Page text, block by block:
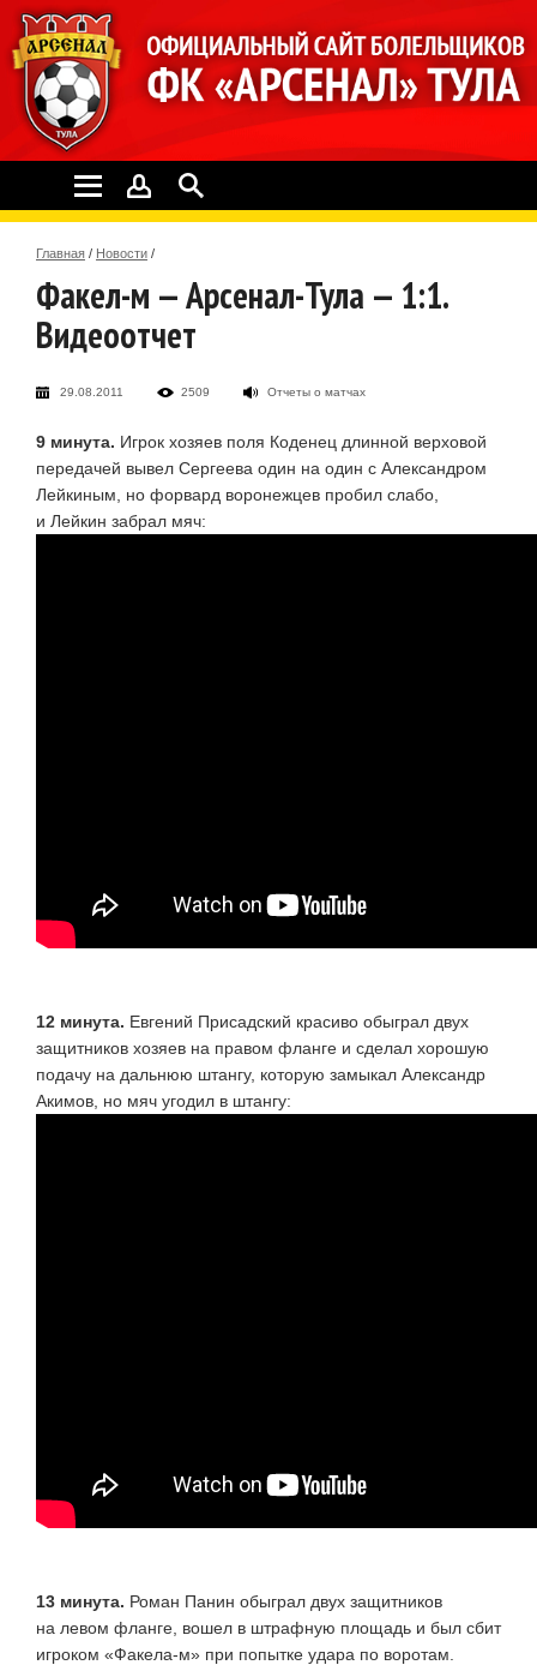
Главная / Новости /
Факел-м — Арсенал-Тула — 1:1.
Видеоотчет
29.08.2011 2509 Отчеты о матчах
9 минута. Игрок хозяев поля Коденец длинной верховой
передачей вывел Сергеева один на один с Александром
Лейкиным, но форвард воронежцев пробил слабо,
и Лейкин забрал мяч:
12 минута. Евгений Присадский красиво обыграл двух
защитников хозяев на правом фланге и сделал хорошую
подачу на дальнюю штангу, которую замыкал Александр
Акимов, но мяч угодил в штангу:
13 минута. Роман Панин обыграл двух защитников
на левом фланге, вошел в штрафную площадь и был сбит
игроком «Факела-м» при попытке удара по воротам.